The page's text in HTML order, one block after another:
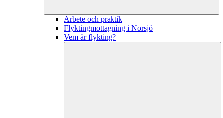
Arbete och praktik
Flyktingmottagning i Norsjö
Vem är flykting?